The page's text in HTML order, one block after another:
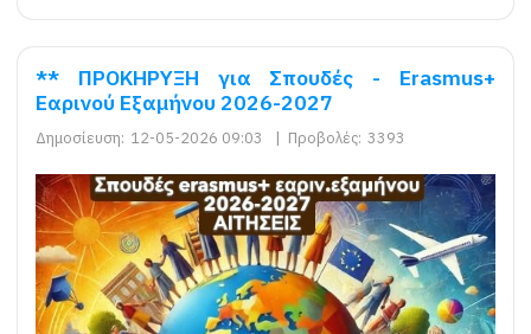
** ΠΡΟΚΗΡΥΞΗ για Σπουδές - Erasmus+
Εαρινού Εξαμήνου 2026-2027
Δημοσίευση: 12-05-2026 09:03 | Προβολές: 3393